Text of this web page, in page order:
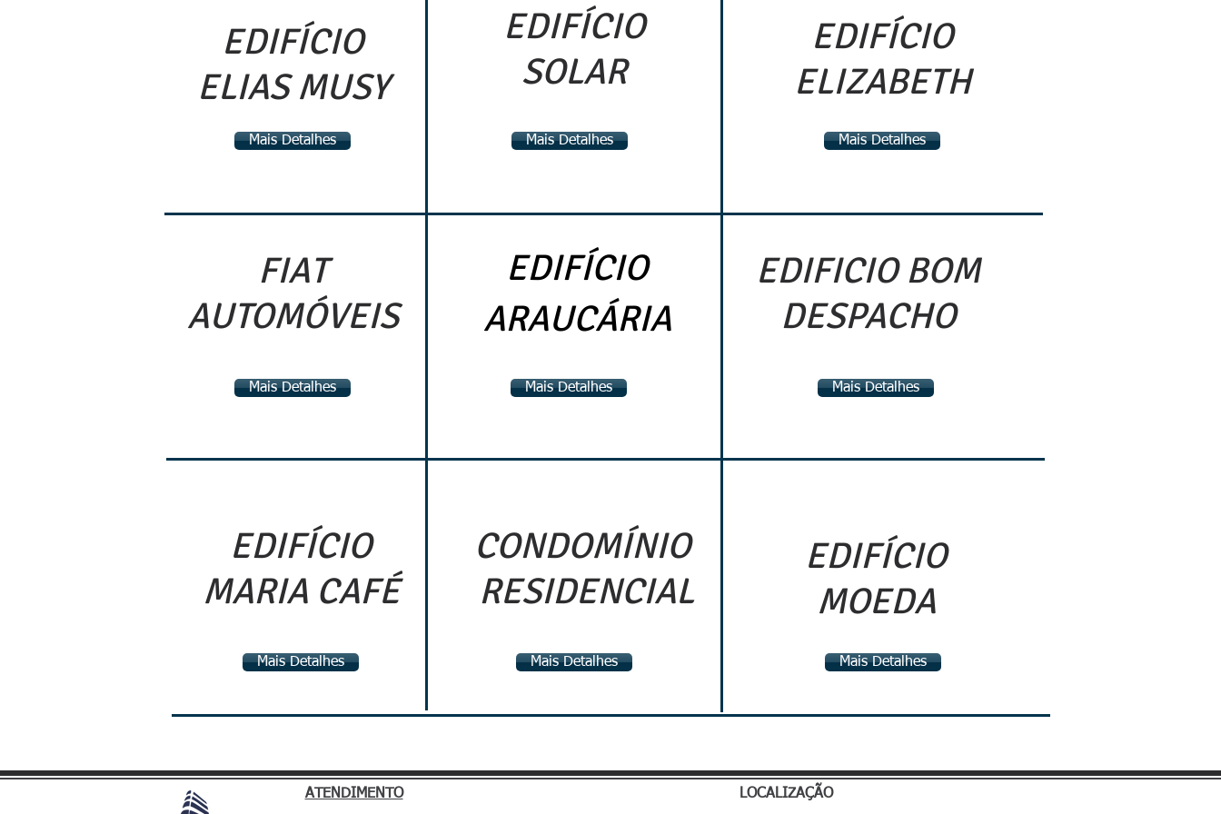
EDIFÍCIO
ELIAS MUSY
Mais Detalhes
EDIFÍCIO
SOLAR
Mais Detalhes
EDIFÍCIO
ELIZABETH
Mais Detalhes
FIAT
AUTOMÓVEIS
EDIFÍCIO
ARAUCÁRIA
EDIFICIO BOM
DESPACHO
Mais Detalhes Mais Detalhes Mais Detalhes
EDIFÍCIO
MARIA CAFÉ
Mais Detalhes
CONDOMÍNIO
RESIDENCIAL
Mais Detalhes
EDIFÍCIO
MOEDA
Mais Detalhes
LOCALIZAÇÃO
ATENDIMENTO